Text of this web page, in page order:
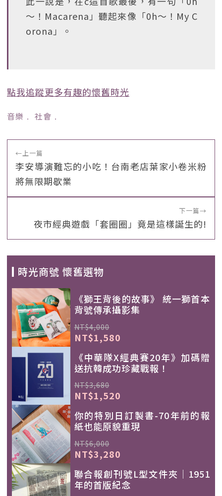
～！Macarena」聽起來像「0h～！My C
orona」。
點我追蹤更多有趣的懷舊時光
音樂 ﹒ 社會 ﹒
←上一篇
李安導演難忘的小吃！台南老店葉家小卷米粉
將無限期歇業
下一篇→
夜市經典遊戲「套圈圈」竟是這樣誕生的!
時光商號 懷舊選物
《獅王背後的故事》 統一獅首本
背號傳承攝影集
NT$4,000
NT$1,580
《中華隊X經典賽20年》加碼贈
送抗韓成功珍藏戰報！
NT$3,680
NT$1,520
你的特別日訂製書-70年前的報
紙也能原貌重現
NT$6,000
NT$3,280
聯合報創刊號L型文件夾｜1951
年的首版紀念